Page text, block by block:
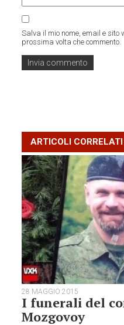
Salva il mio nome, email e
prossima volta che commento.
ARTICOLI CORRELATI
28 MAGGIO 2015
I funerali del
Mozgovoy